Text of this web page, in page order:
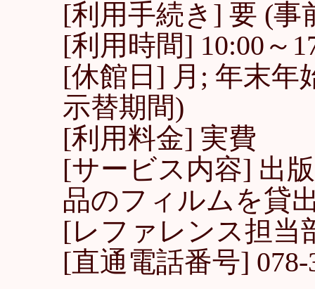
[利用手続き] 要 (事
[利用時間] 10:00～
[休館日] 月; 年末年
示替期間)
[利用料金] 実費
[サービス内容] 出
品のフィルムを貸
[レファレンス担当
[直通電話番号] 078-